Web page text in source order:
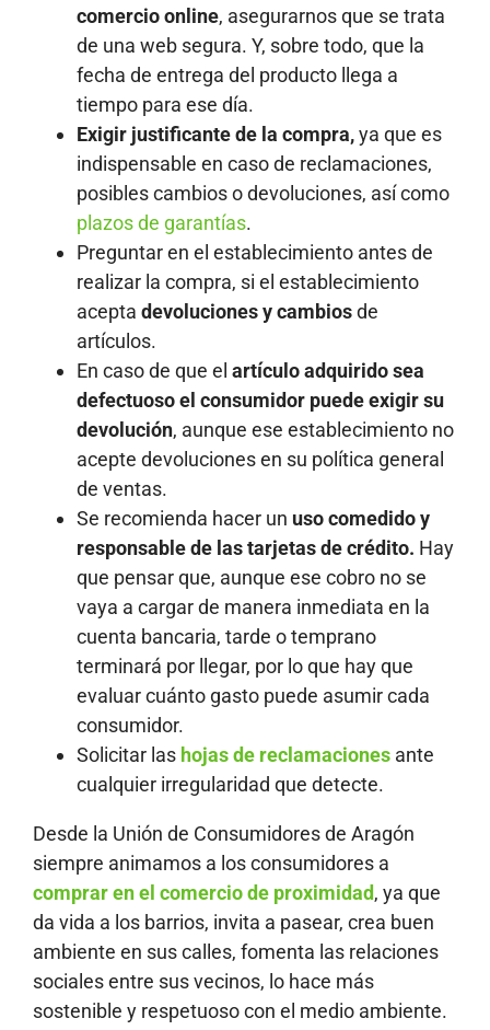
comercio online, asegurarnos que se trata
de una web segura. Y, sobre todo, que la
fecha de entrega del producto llega a
tiempo para ese día.
Exigir justificante de la compra,ya que es
indispensable en caso de reclamaciones,
posibles cambios o devoluciones, así como
plazos de garantías.
Preguntar en el establecimiento antes de
realizar la compra, si el establecimiento
acepta devoluciones y cambiosde
artículos.
En caso de que el artículo adquirido sea
defectuoso el consumidor puede exigir su
devolución, aunque ese establecimiento no
acepte devoluciones en su política general
de ventas.
Se recomienda hacer un uso comedido y
responsable de las tarjetas de crédito. Hay
que pensar que, aunque ese cobro no se
vaya a cargar de manera inmediata en la
cuenta bancaria, tarde o temprano
terminará por llegar, por lo que hay que
evaluar cuánto gasto puede asumir cada
consumidor.
Solicitar las hojas de reclamaciones ante
cualquier irregularidad que detecte.
Desde la Unión de Consumidores de Aragón
siempre animamos a los consumidores a
comprar en el comercio de proximidad, ya que
da vida a los barrios, invita a pasear, crea buen
ambiente en sus calles, fomenta las relaciones
sociales entre sus vecinos, lo hace más
sostenible y respetuoso con el medio ambiente.